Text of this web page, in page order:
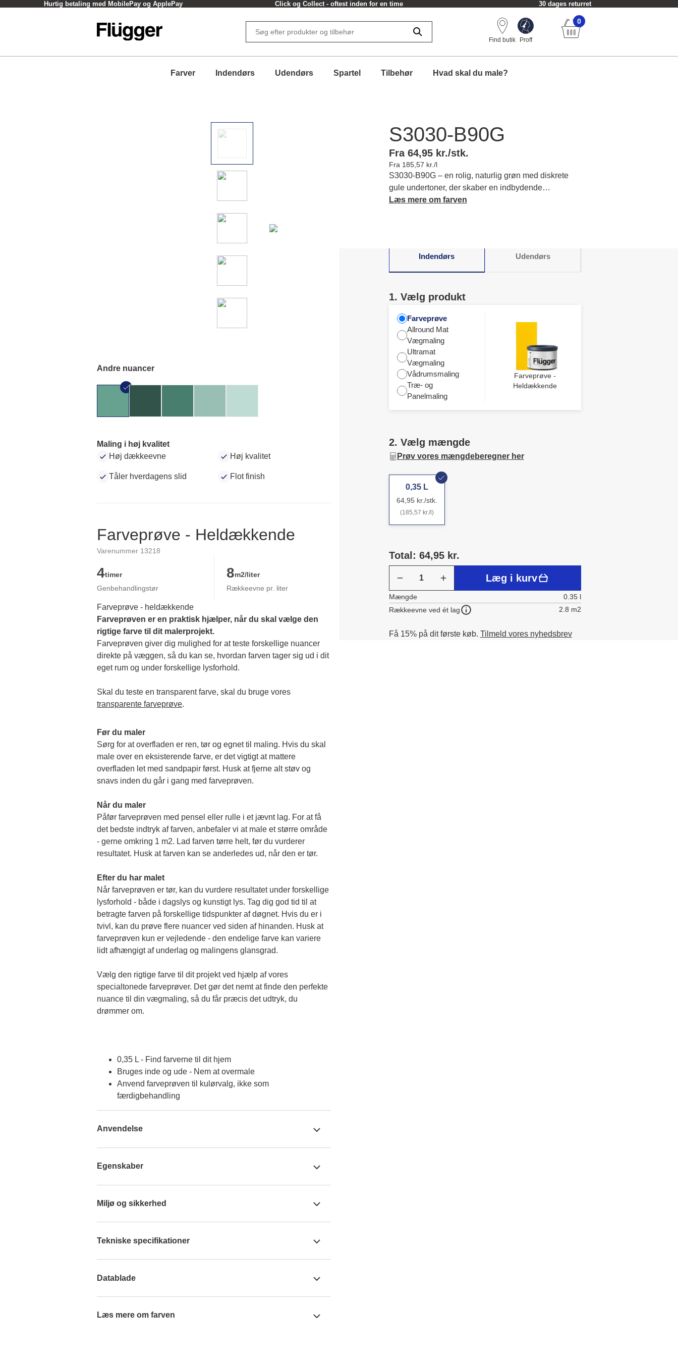
Hurtig betaling med MobilePay og ApplePay Click og Collect - oftest inden for en time 30 dages returret
Find butik Proff
0
Farver Indendørs Udendørs Spartel Tilbehør Hvad skal du male?
Andre nuancer
Maling i høj kvalitet
Høj dækkeevne
Høj kvalitet
Tåler hverdagens slid Flot finish
Farveprøve - Heldækkende
Varenummer 13218
4timer
Genbehandlingstør
8m2/liter
Rækkeevne pr. liter
Farveprøve - heldækkende
Farveprøven er en praktisk hjælper, når du skal vælge den
rigtige farve til dit malerprojekt.
Farveprøven giver dig mulighed for at teste forskellige nuancer
direkte på væggen, så du kan se, hvordan farven tager sig ud i dit
eget rum og under forskellige lysforhold.
transparente farveprøve.
Før du maler
Sørg for at overfladen er ren, tør og egnet til maling. Hvis du skal
male over en eksisterende farve, er det vigtigt at mattere
overfladen let med sandpapir først. Husk at fjerne alt støv og
snavs inden du går i gang med farveprøven.
Når du maler
Påfør farveprøven med pensel eller rulle i et jævnt lag. For at få
det bedste indtryk af farven, anbefaler vi at male et større område
- gerne omkring 1 m2. Lad farven tørre helt, før du vurderer
resultatet. Husk at farven kan se anderledes ud, når den er tør.
Efter du har malet
Når farveprøven er tør, kan du vurdere resultatet under forskellige
lysforhold - både i dagslys og kunstigt lys. Tag dig god tid til at
betragte farven på forskellige tidspunkter af døgnet. Hvis du er i
tvivl, kan du prøve flere nuancer ved siden af hinanden. Husk at
farveprøven kun er vejledende - den endelige farve kan variere
lidt afhængigt af underlag og malingens glansgrad.
Vælg den rigtige farve til dit projekt ved hjælp af vores
specialtonede farveprøver. Det gør det nemt at finde den perfekte
nuance til din vægmaling, så du får præcis det udtryk, du
drømmer om.
0,35 L - Find farverne til dit hjem
Bruges inde og ude - Nem at overmale
Anvend farveprøven til kulørvalg, ikke som
færdigbehandling
Anvendelse
Egenskaber
Miljø og sikkerhed
Tekniske specifikationer
Datablade
Læs mere om farven
S3030-B90G
Fra 64,95 kr./stk.
Fra 185,57 kr./l
S3030-B90G – en rolig, naturlig grøn med diskrete
gule undertoner, der skaber en indbydende
atmosfære, som du vil opleve som både jordnær og
Læs mere om farven
Indendørs Udendørs
1. Vælg produkt
Farveprøve
Allround Mat
Vægmaling
Ultramat
Vægmaling
Vådrumsmaling
Træ- og
Panelmaling
Farveprøve -
Heldækkende
2. Vælg mængde
Prøv vores mængdeberegner her
0,35 L
64,95 kr./stk.
(185,57 kr./l)
Total: 64,95 kr.
Læg i kurv
Mængde
0.35 l
Rækkeevne ved ét lag
2.8 m2
Få 15% på dit første køb. Tilmeld vores nyhedsbrev